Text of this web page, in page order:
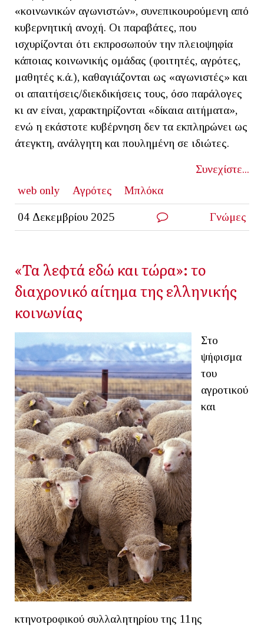
«κοινωνικών αγωνιστών», συνεπικουρούμενη από
κυβερνητική ανοχή. Οι παραβάτες, που
ισχυρίζονται ότι εκπροσωπούν την πλειοψηφία
κάποιας κοινωνικής ομάδας (φοιτητές, αγρότες,
μαθητές κ.ά.), καθαγιάζονται ως «αγωνιστές» και
οι απαιτήσεις/διεκδικήσεις τους, όσο παράλογες
κι αν είναι, χαρακτηρίζονται «δίκαια αιτήματα»,
ενώ η εκάστοτε κυβέρνηση δεν τα εκπληρώνει ως
άτεγκτη, ανάλγητη και πουλημένη σε ιδιώτες.
Συνεχίστε...
web only
Αγρότες Μπλόκα
04 Δεκεμβρίου 2025 Γνώμες
«Τα λεφτά εδώ και τώρα»: το
διαχρονικό αίτημα της ελληνικής
κοινωνίας
Στο
ψήφισμα
του
αγροτικού
και
κτηνοτροφικού συλλαλητηρίου της 11ης